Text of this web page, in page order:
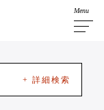
Menu
+ 詳細検索